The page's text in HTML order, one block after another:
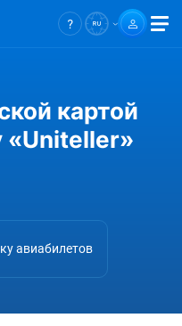
картой
«Uniteller»
авиабилетов